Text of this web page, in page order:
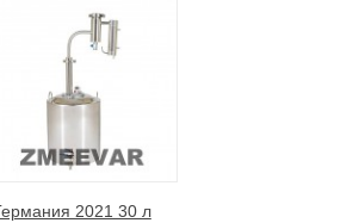
2021 30 л